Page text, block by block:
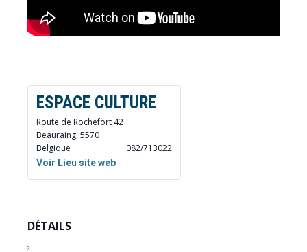
DÉTAILS
ESPACE CULTURE
Route de Rochefort 42
Beauraing,5570
Belgique
082/713022
Voir Lieu site web